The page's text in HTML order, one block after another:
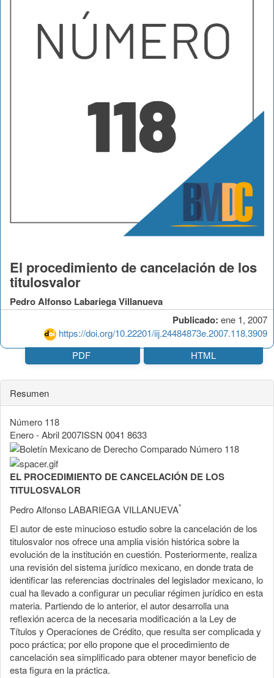
Publicado: ene 1, 2007
https://doi.org/10.22201/iij.24484873e.2007.118.3909
El procedimiento de cancelación de los
titulosvalor
Pedro Alfonso Labariega Villanueva
PDF HTML
Resumen
Número 118
Enero - Abril 2007ISSN 0041 8633
EL PROCEDIMIENTO DE CANCELACIÓN DE LOS
TITULOSVALOR
Pedro Alfonso LABARIEGA VILLANUEVA*
El autor de este minucioso estudio sobre la cancelación de los
titulosvalor nos ofrece una amplia visión histórica sobre la
evolución de la institución en cuestión. Posteriormente, realiza
una revisión del sistema jurídico mexicano, en donde trata de
identificar las referencias doctrinales del legislador mexicano, lo
cual ha llevado a configurar un peculiar régimen jurídico en esta
materia. Partiendo de lo anterior, el autor desarrolla una
reflexión acerca de la necesaria modificación a la Ley de
Títulos y Operaciones de Crédito, que resulta ser complicada y
poco práctica; por ello propone que el procedimiento de
cancelación sea simplificado para obtener mayor beneficio de
esta figura en la práctica.